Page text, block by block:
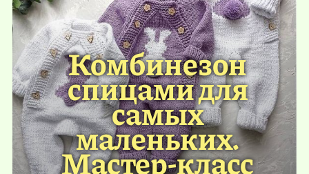
Комбинезон
спицами для
самых
маленьких.
Мастер-класс